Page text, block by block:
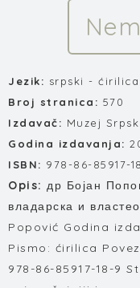
Jezik: srpski - ćirilica
Broj stranica: 570
Izdavač: Muzej
Godina izdavanja:
ISBN: 978-86-85917-
Opis: др Бојан
владарска и
Popović Godina
Pismo: ćirilica
978-86-85917-18-9